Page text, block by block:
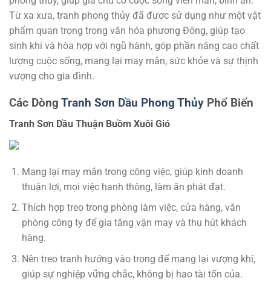
Từ xa xưa, tranh phong thủy đã được sử dụng như một vật
phẩm quan trọng trong văn hóa phương Đông, giúp tạo
sinh khí và hòa hợp với ngũ hành, góp phần nâng cao chất
lượng cuộc sống, mang lại may mắn, sức khỏe và sự thịnh
vượng cho gia đình.
Các Dòng Tranh Sơn Dầu Phong Thủy Phổ Biến
Tranh Sơn Dầu Thuận Buồm Xuôi Gió
Mang lại may mắn trong công việc, giúp kinh doanh
thuận lợi, mọi việc hanh thông, làm ăn phát đạt.
Thích hợp treo trong phòng làm việc, cửa hàng, văn
phòng công ty để gia tăng vận may và thu hút khách
hàng.
Nên treo tranh hướng vào trong để mang lại vượng khí,
giúp sự nghiệp vững chắc, không bị hao tài tốn của.